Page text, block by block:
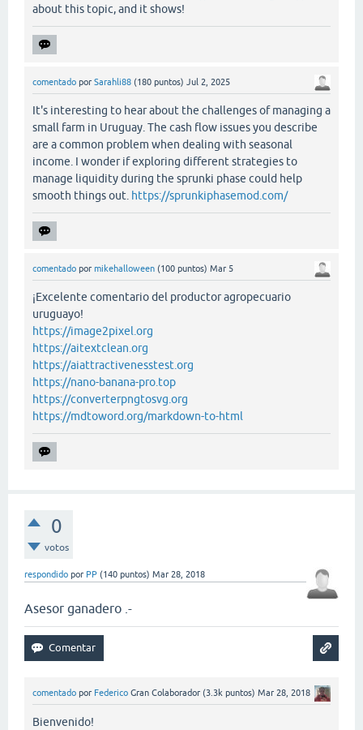
about this topic, and it shows!
comentado por Sarahli88 (180 puntos) Jul 2, 2025
It's interesting to hear about the challenges of managing a
small farm in Uruguay. The cash flow issues you describe
are a common problem when dealing with seasonal
income. I wonder if exploring different strategies to
manage liquidity during the sprunki phase could help
smooth things out. https://sprunkiphasemod.com/
comentado por mikehalloween (100 puntos) Mar 5
¡Excelente comentario del productor agropecuario
uruguayo!
https://image2pixel.org
https://aitextclean.org
https://aiattractivenesstest.org
https://nano-banana-pro.top
https://converterpngtosvg.org
https://mdtoword.org/markdown-to-html
0
votos
respondido por PP (140 puntos) Mar 28, 2018
Asesor ganadero .-
comentado por Federico Gran Colaborador (3.3k puntos) Mar 28, 2018
Bienvenido!